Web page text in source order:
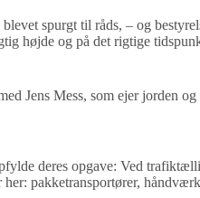
spurgt til råds, – og
højde og på det rigtige
Jens Mess, som ejer jorden
deres opgave: Ved
pakketransportører,